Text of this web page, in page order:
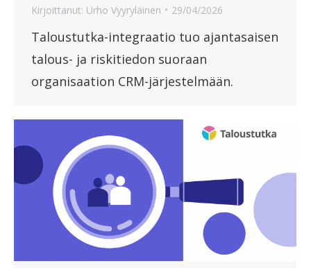
Kirjoittanut: Urho Vyyryläinen 29/04/2026
Taloustutka-integraatio tuo ajantasaisen
talous- ja riskitiedon suoraan
organisaation CRM-järjestelmään.